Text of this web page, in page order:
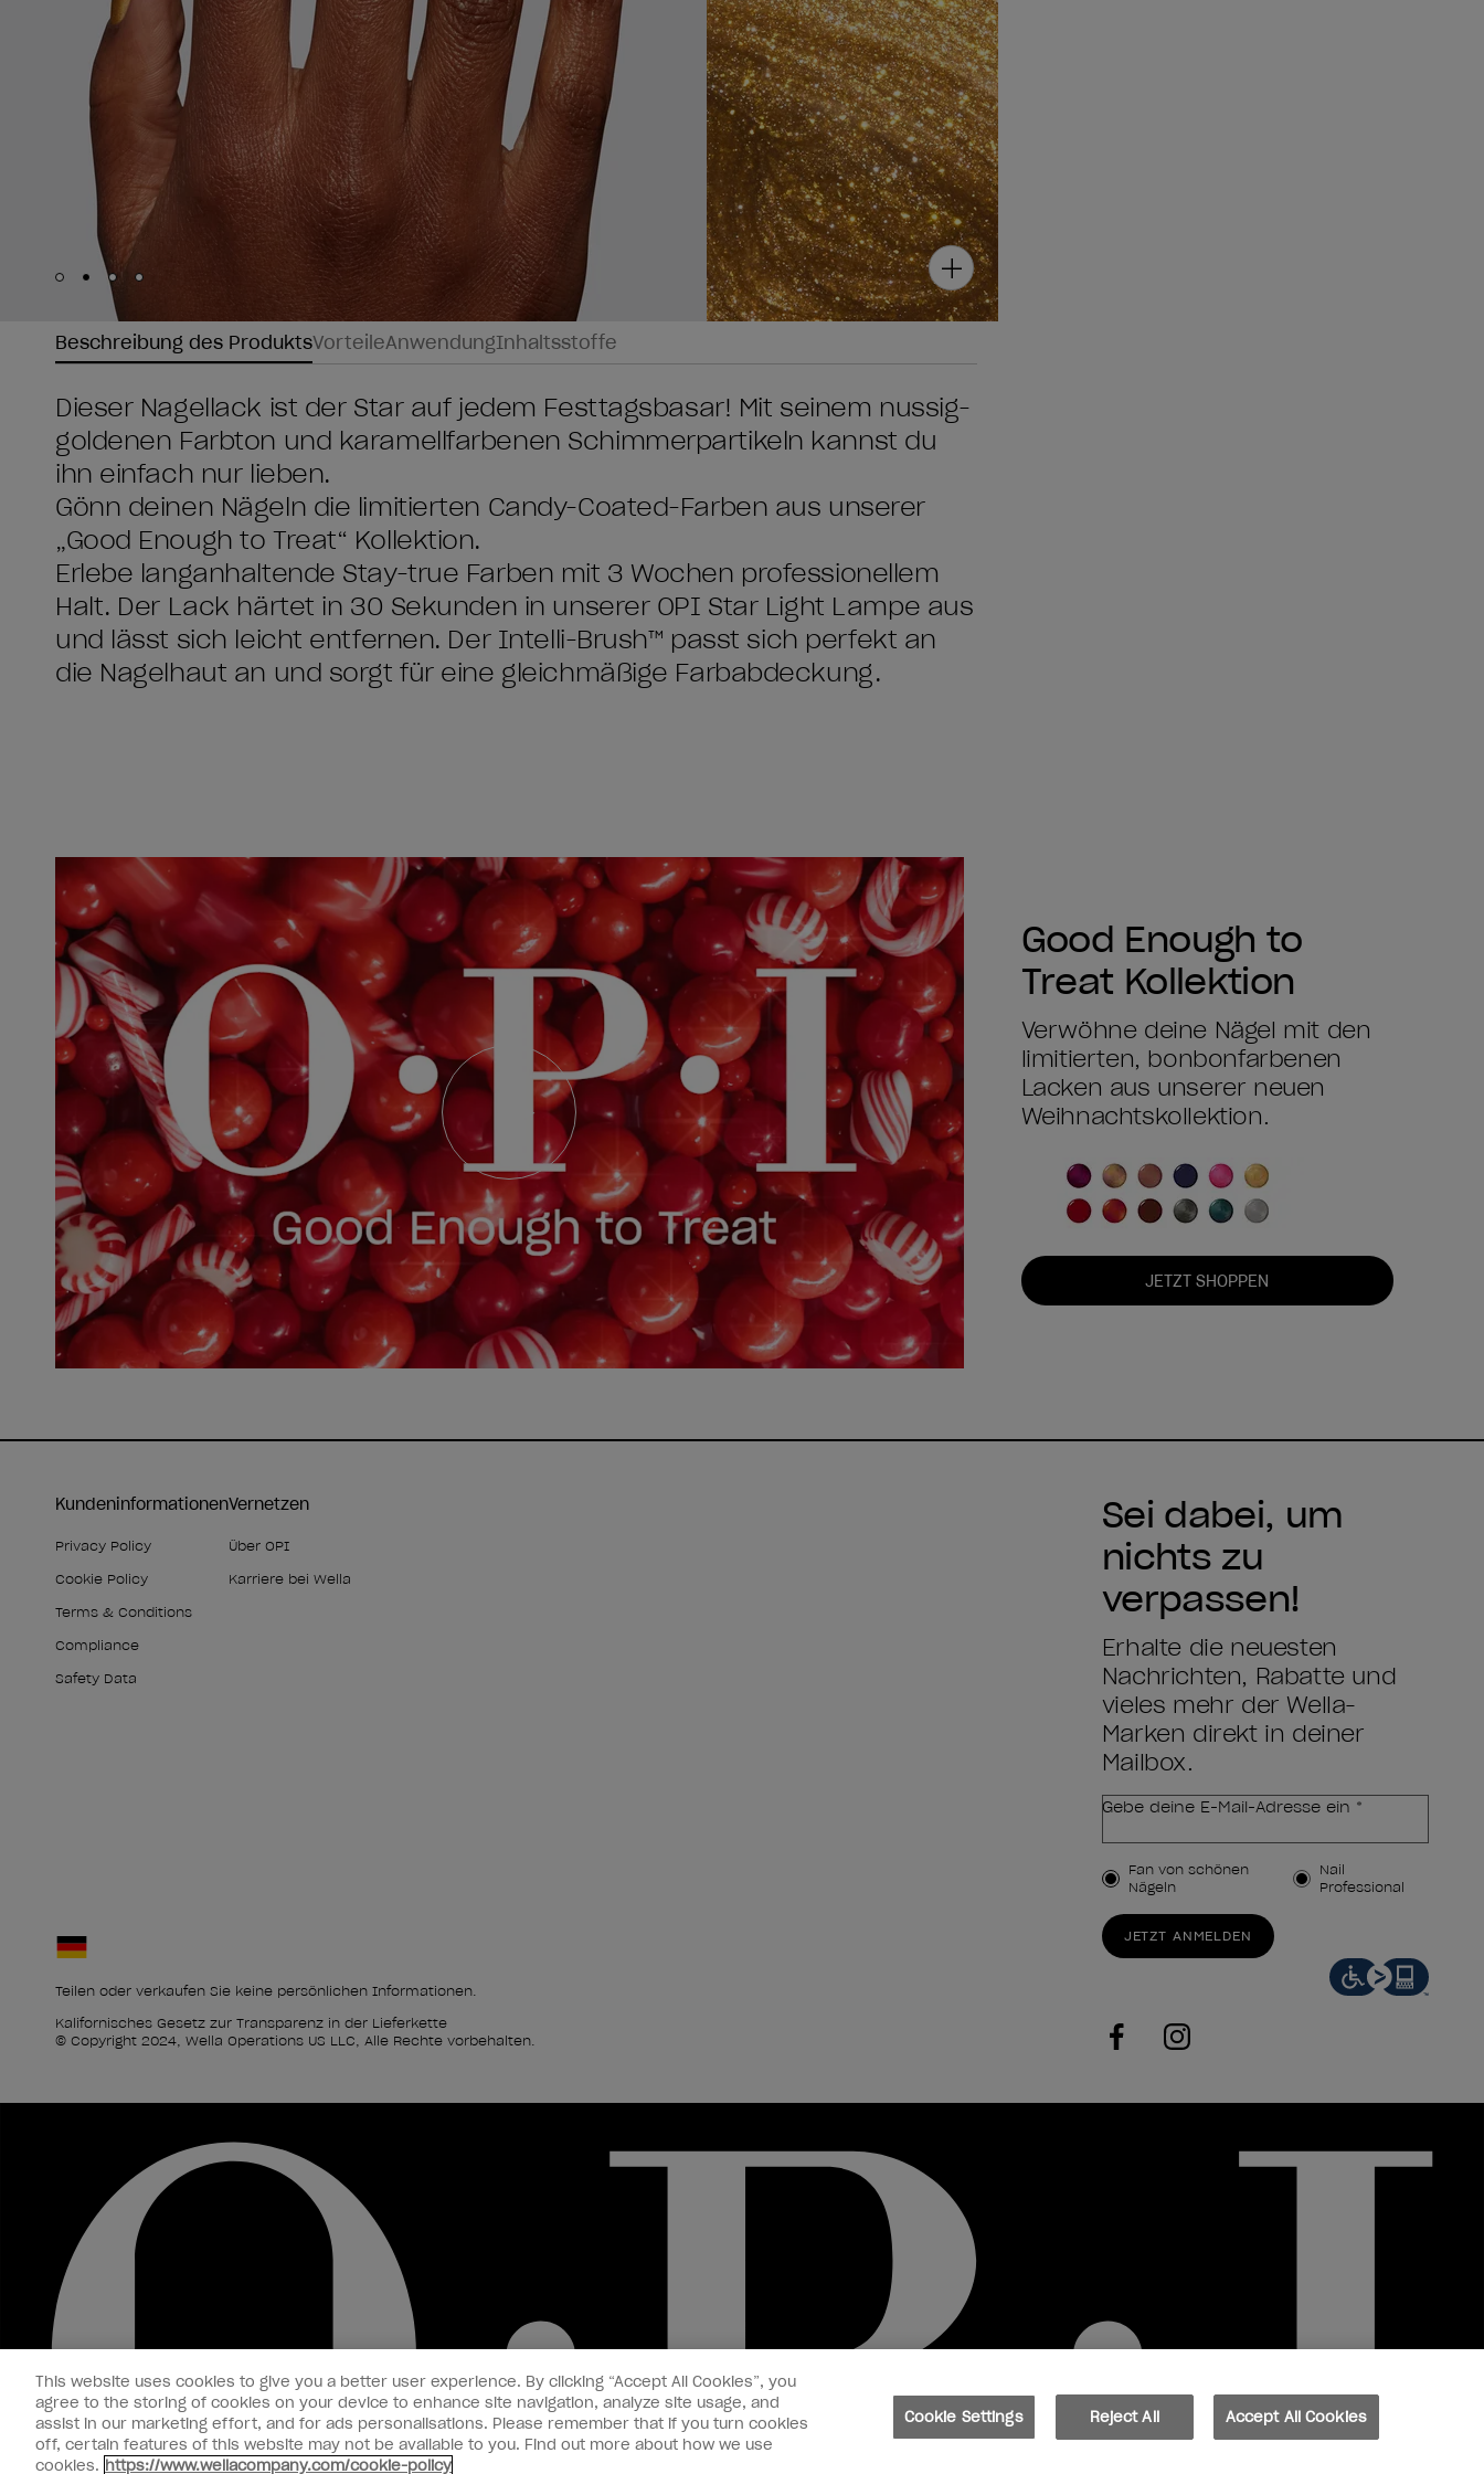
Skip to slide
Skip to slide
Skip to slide
Skip to slide
Beschreibung des ProduktsVorteileAnwendungInhaltsstoffe
Dieser Nagellack ist der Star auf jedem Festtagsbasar! Mit seinem nussig-
goldenen Farbton und karamellfarbenen Schimmerpartikeln kannst du
ihn einfach nur lieben.
Gönn deinen Nägeln die limitierten Candy-Coated-Farben aus unserer
„Good Enough to Treat“ Kollektion.
Erlebe langanhaltende Stay-true Farben mit 3 Wochen professionellem
Halt. Der Lack härtet in 30 Sekunden in unserer OPI Star Light Lampe aus
und lässt sich leicht entfernen. Der Intelli-Brush™ passt sich perfekt an
die Nagelhaut an und sorgt für eine gleichmäßige Farbabdeckung.
Good Enough to
Treat Kollektion
Verwöhne deine Nägel mit den
limitierten, bonbonfarbenen
Lacken aus unserer neuen
Weihnachtskollektion.
JETZT SHOPPEN
Kundeninformationen
Privacy Policy
Cookie Policy
Terms & Conditions
Compliance
Safety Data
Vernetzen
Über OPI
Karriere bei Wella
Teilen oder verkaufen Sie keine persönlichen Informationen.
Kalifornisches Gesetz zur Transparenz in der Lieferkette
© Copyright 2024, Wella Operations US LLC, Alle Rechte vorbehalten.
Sei dabei, um
nichts zu
verpassen!
Erhalte die neuesten
Nachrichten, Rabatte und
vieles mehr der Wella-
Marken direkt in deiner
Mailbox.
Gebe deine E-Mail-Adresse ein *
Kundenart
Fan von schönen
Nägeln
Nail
Professional
JETZT ANMELDEN
This website uses cookies to give you a better user experience. By clicking “Accept All Cookies”, you
agree to the storing of cookies on your device to enhance site navigation, analyze site usage, and
assist in our marketing effort, and for ads personalisations. Please remember that if you turn cookies
off, certain features of this website may not be available to you. Find out more about how we use
cookies. https://www.wellacompany.com/cookie-policy
Cookie Settings Reject All Accept All Cookies